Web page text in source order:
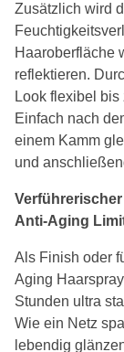
Zusätzlich wird
Haaroberfläche
reflektieren.
Look flexibel
Einfach nach
einem Kamm
und
Anti-Aging
Als Finish oder
Aging
Stunden ultra
Wie ein Netz
lebendig